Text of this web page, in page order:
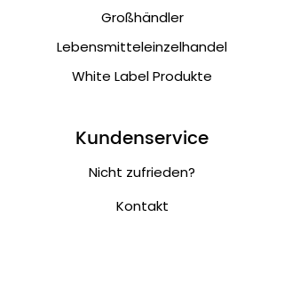
Großhändler
Lebensmitteleinzelhandel
White Label Produkte
Kundenservice
Nicht zufrieden?
Kontakt